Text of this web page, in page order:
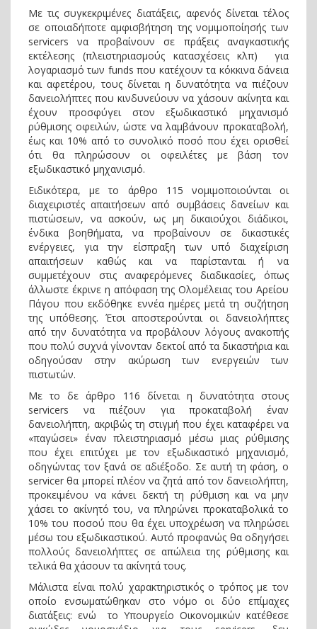
Με τις συγκεκριμένες διατάξεις, αφενός δίνεται τέλος
σε οποιαδήποτε αμφισβήτηση της νομιμοποίησής των
servicers να προβαίνουν σε πράξεις αναγκαστικής
εκτέλεσης (πλειστηριασμούς κατασχέσεις κλπ) για
λογαριασμό των funds που κατέχουν τα κόκκινα δάνεια
και αφετέρου, τους δίνεται η δυνατότητα να πιέζουν
δανειολήπτες που κινδυνεύουν να χάσουν ακίνητα και
έχουν προσφύγει στον εξωδικαστικό μηχανισμό
ρύθμισης οφειλών, ώστε να λαμβάνουν προκαταβολή,
έως και 10% από το συνολικό ποσό που έχει ορισθεί
ότι θα πληρώσουν οι οφειλέτες με βάση τον
εξωδικαστικό μηχανισμό.
Ειδικότερα, με το άρθρο 115 νομιμοποιούνται οι
διαχειριστές απαιτήσεων από συμβάσεις δανείων και
πιστώσεων, να ασκούν, ως μη δικαιούχοι διάδικοι,
ένδικα βοηθήματα, να προβαίνουν σε δικαστικές
ενέργειες, για την είσπραξη των υπό διαχείριση
απαιτήσεων καθώς και να παρίστανται ή να
συμμετέχουν στις αναφερόμενες διαδικασίες, όπως
άλλωστε έκρινε η απόφαση της Ολομέλειας του Αρείου
Πάγου που εκδόθηκε εννέα ημέρες μετά τη συζήτηση
της υπόθεσης. Έτσι αποστερούνται οι δανειολήπτες
από την δυνατότητα να προβάλουν λόγους ανακοπής
που πολύ συχνά γίνονταν δεκτοί από τα δικαστήρια και
οδηγούσαν στην ακύρωση των ενεργειών των
πιστωτών.
Με το δε άρθρο 116 δίνεται η δυνατότητα στους
servicers να πιέζουν για προκαταβολή έναν
δανειολήπτη, ακριβώς τη στιγμή που έχει καταφέρει να
«παγώσει» έναν πλειστηριασμό μέσω μιας ρύθμισης
που έχει επιτύχει με τον εξωδικαστικό μηχανισμό,
οδηγώντας τον ξανά σε αδιέξοδο. Σε αυτή τη φάση, ο
servicer θα μπορεί πλέον να ζητά από τον δανειολήπτη,
προκειμένου να κάνει δεκτή τη ρύθμιση και να μην
χάσει το ακίνητό του, να πληρώνει προκαταβολικά το
10% του ποσού που θα έχει υποχρέωση να πληρώσει
μέσω του εξωδικαστικού. Αυτό προφανώς θα οδηγήσει
πολλούς δανειολήπτες σε απώλεια της ρύθμισης και
τελικά θα χάσουν τα ακίνητά τους.
Μάλιστα είναι πολύ χαρακτηριστικός ο τρόπος με τον
οποίο ενσωματώθηκαν στο νόμο οι δύο επίμαχες
διατάξεις: ενώ το Υπουργείο Οικονομικών κατέθεσε